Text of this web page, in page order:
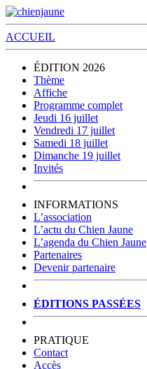
ACCUEIL
ÉDITION 2026
Thème
Affiche
Programme complet
Jeudi 16 juillet
Vendredi 17 juillet
Samedi 18 juillet
Dimanche 19 juillet
Invités
INFORMATIONS
L’association
L’actu du Chien Jaune
L’agenda du Chien Jaune
Partenaires
Devenir partenaire
ÉDITIONS PASSÉES
PRATIQUE
Contact
Accès